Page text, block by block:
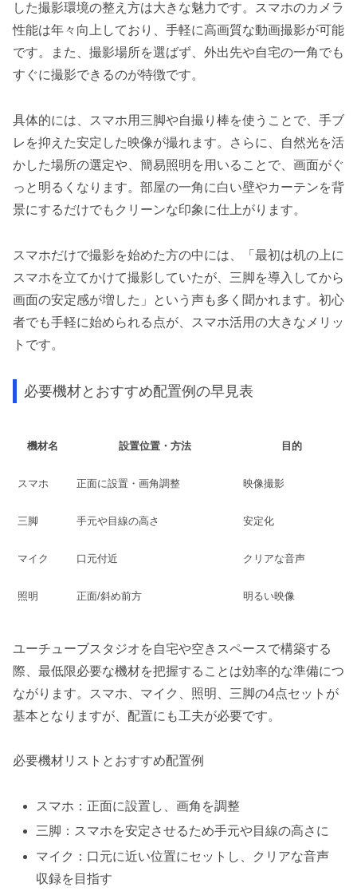
した撮影環境の整え方は大きな魅力です。スマホのカメラ
性能は年々向上しており、手軽に高画質な動画撮影が可能
です。また、撮影場所を選ばず、外出先や自宅の一角でも
すぐに撮影できるのが特徴です。
具体的には、スマホ用三脚や自撮り棒を使うことで、手ブ
レを抑えた安定した映像が撮れます。さらに、自然光を活
かした場所の選定や、簡易照明を用いることで、画面がぐ
っと明るくなります。部屋の一角に白い壁やカーテンを背
景にするだけでもクリーンな印象に仕上がります。
スマホだけで撮影を始めた方の中には、「最初は机の上に
スマホを立てかけて撮影していたが、三脚を導入してから
画面の安定感が増した」という声も多く聞かれます。初心
者でも手軽に始められる点が、スマホ活用の大きなメリッ
トです。
必要機材とおすすめ配置例の早見表
機材名 設置位置・方法 目的
スマホ 正面に設置・画角調整 映像撮影
三脚 手元や目線の高さ 安定化
マイク 口元付近 クリアな音声
照明 正面/斜め前方 明るい映像
ユーチューブスタジオを自宅や空きスペースで構築する
際、最低限必要な機材を把握することは効率的な準備につ
ながります。スマホ、マイク、照明、三脚の4点セットが
基本となりますが、配置にも工夫が必要です。
必要機材リストとおすすめ配置例
スマホ：正面に設置し、画角を調整
三脚：スマホを安定させるため手元や目線の高さに
マイク：口元に近い位置にセットし、クリアな音声
収録を目指す